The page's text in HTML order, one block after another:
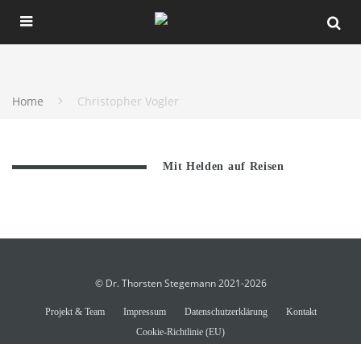
Home Christopher Vogler
Mit Helden auf Reisen
© Dr. Thorsten Stegemann 2021-2026
Projekt & Team Impressum Datenschutzerklärung
Kontakt
Cookie-Richtlinie (EU)